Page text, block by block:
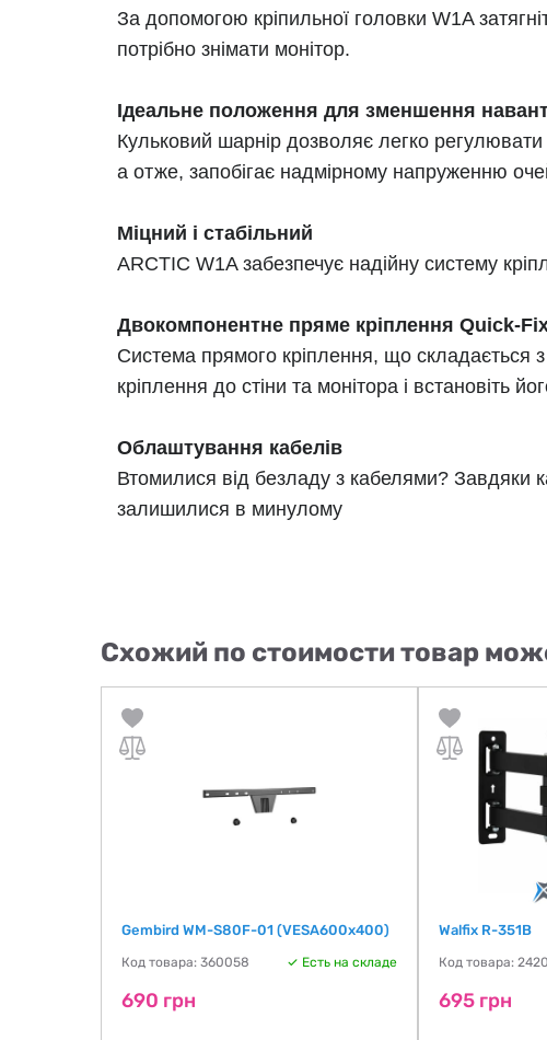
За допомогою кріпильної головки W1A
потрібно знімати монітор.
Ідеальне положення для зменшення
Кульковий шарнір дозволяє легко
а отже, запобігає надмірному напруженню
Міцний і стабільний
ARCTIC W1A забезпечує надійну систему
Двокомпонентне пряме кріплення Quick-
Система прямого кріплення, що складається
кріплення до стіни та монітора і встановіть
Облаштування кабелів
Втомилися від безладу з кабелями? Завдяки
залишилися в минулому
Схожий по стоимости товар
Gembird WM-S80F-01 (VESA600х400)
Код товара: 360058 Есть на складе
690 грн
Walfix R-351B
Код товара:
695 грн